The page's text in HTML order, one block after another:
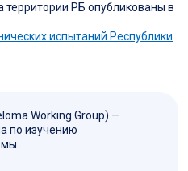
территории РБ опубликованы в
испытаний Республики
Working Group) —
по изучению